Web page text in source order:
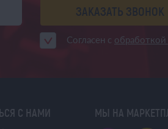
ЗАКАЗАТЬ ЗВОНОК
Согласен с
С НАМИ МЫ НА